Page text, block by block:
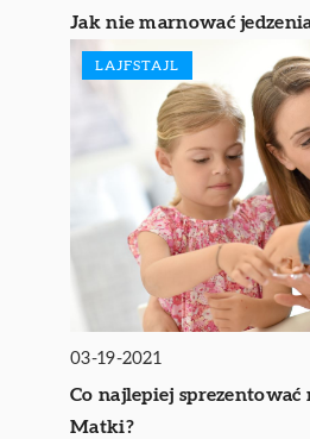
Jak nie marnować
LAJFSTAJL
03-19-2021
Co najlepiej
Matki?